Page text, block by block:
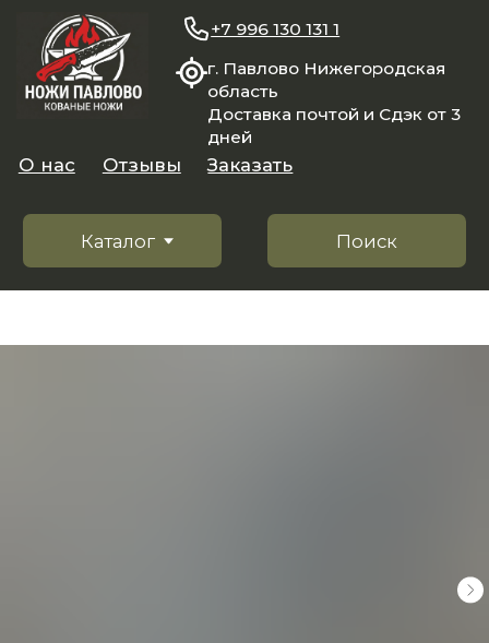
область
Доставка почтой и Сдэк от 3
Поиск
Каталог
Заказать
+7 996 130 131 1